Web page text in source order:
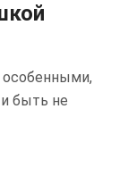
особенными,
быть не